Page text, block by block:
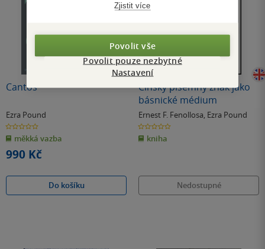
Cantos
Ezra Pound
0.0
z
5
hvězdiček
měkká vazba
990 Kč
Do košíku
Nedostupné
Čínský písemný znak jako
básnické médium
Ernest F. Fenollosa, Ezra Pound
0.0
z
5
hvězdiček
kniha
Nedostupné
Zjistit více
Povolit vše
Povolit pouze nezbytné
Nastavení